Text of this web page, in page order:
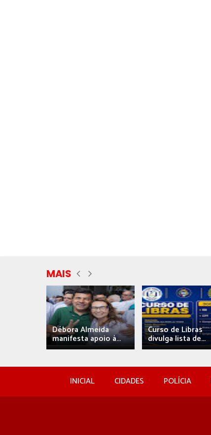
MAIS
Débora Almeida
manifesta apoio à...
Curso de Libras
divulga lista de...
INICIAL CIDADES POLÍCIA